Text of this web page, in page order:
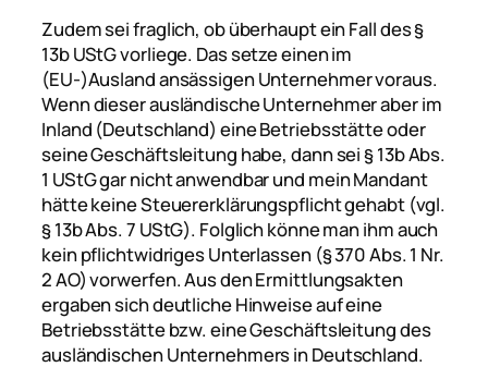
Zudem sei fraglich, ob überhaupt ein Fall des §
13b UStG vorliege. Das setze einen im
(EU-)Ausland ansässigen Unternehmer voraus.
Wenn dieser ausländische Unternehmer aber im
Inland (Deutschland) eine Betriebsstätte oder
seine Geschäftsleitung habe, dann sei § 13b Abs.
1 UStG gar nicht anwendbar und mein Mandant
hätte keine Steuererklärungspflicht gehabt (vgl.
§ 13b Abs. 7 UStG). Folglich könne man ihm auch
kein pflichtwidriges Unterlassen (§ 370 Abs. 1 Nr.
2 AO) vorwerfen. Aus den Ermittlungsakten
ergaben sich deutliche Hinweise auf eine
Betriebsstätte bzw. eine Geschäftsleitung des
ausländischen Unternehmers in Deutschland.